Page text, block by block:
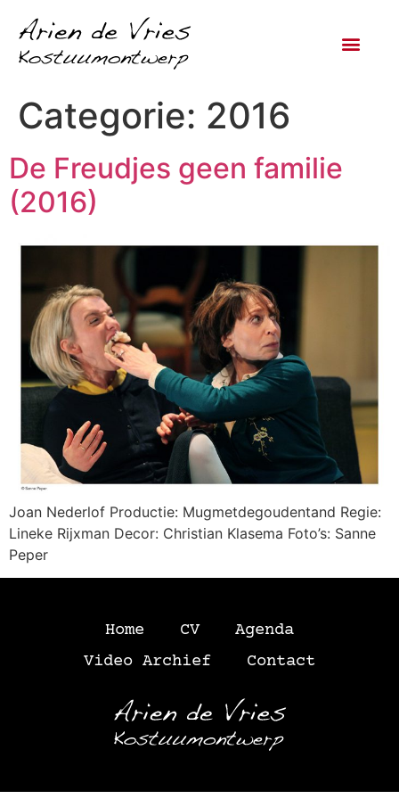
Categorie: 2016
De Freudjes geen familie
(2016)
Joan Nederlof Productie: Mugmetdegoudentand Regie:
Lineke Rijxman Decor: Christian Klasema Foto’s: Sanne
Peper
Home CV
Agenda
Video Archief
Contact